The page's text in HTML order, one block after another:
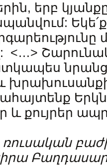
երբ
և քույրեր
ռուսական